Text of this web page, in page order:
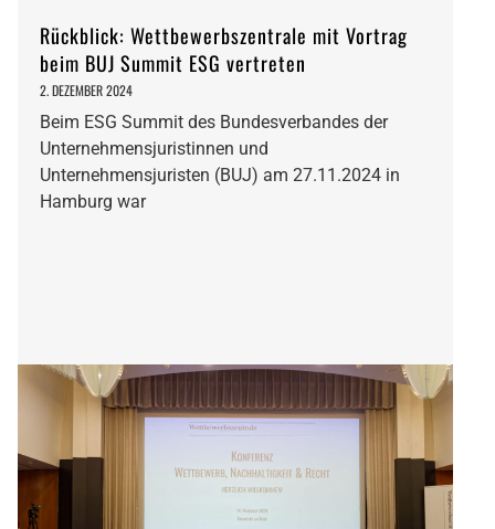
Rückblick: Wettbewerbszentrale mit Vortrag
beim BUJ Summit ESG vertreten
2. DEZEMBER 2024
Beim ESG Summit des Bundesverbandes der
Unternehmensjuristinnen und
Unternehmensjuristen (BUJ) am 27.11.2024 in
Hamburg war